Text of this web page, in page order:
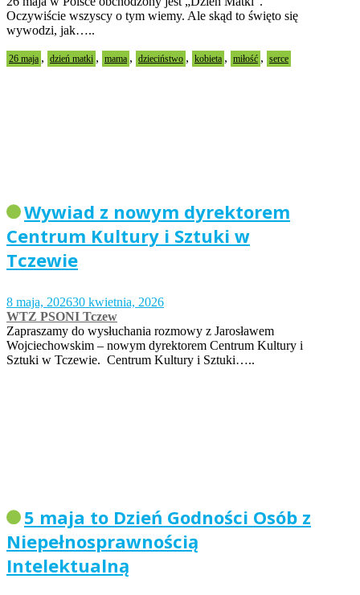
Oczywiście wszyscy o tym wiemy. Ale skąd to święto się
wywodzi, jak…..
26 maja , dzień matki , mama , dzieciństwo , kobieta , miłość , serce
Wywiad z nowym dyrektorem
Centrum Kultury i Sztuki w
Tczewie
8 maja, 202630 kwietnia, 2026
WTZ PSONI Tczew
Zapraszamy do wysłuchania rozmowy z Jarosławem
Wojciechowskim – nowym dyrektorem Centrum Kultury i
Sztuki w Tczewie. Centrum Kultury i Sztuki…..
5 maja to Dzień Godności Osób z
Niepełnosprawnością
Intelektualną